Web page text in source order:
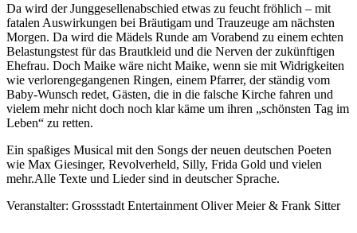
Da wird der Junggesellenabschied etwas zu feucht fröhlich – mit
fatalen Auswirkungen bei Bräutigam und Trauzeuge am nächsten
Morgen. Da wird die Mädels Runde am Vorabend zu einem echten
Belastungstest für das Brautkleid und die Nerven der zukünftigen
Ehefrau. Doch Maike wäre nicht Maike, wenn sie mit Widrigkeiten
wie verlorengegangenen Ringen, einem Pfarrer, der ständig vom
Baby-Wunsch redet, Gästen, die in die falsche Kirche fahren und
vielem mehr nicht doch noch klar käme um ihren „schönsten Tag im
Leben“ zu retten.
Ein spaßiges Musical mit den Songs der neuen deutschen Poeten
wie Max Giesinger, Revolverheld, Silly, Frida Gold und vielen
mehr.Alle Texte und Lieder sind in deutscher Sprache.
Veranstalter: Grossstadt Entertainment Oliver Meier & Frank Sitter